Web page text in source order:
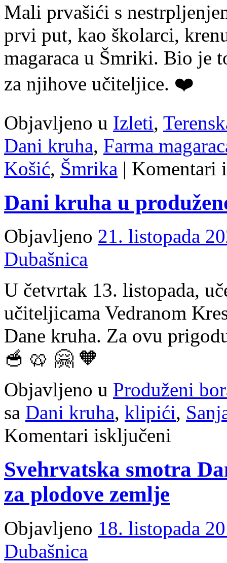
Mali prvašići s
prvi put, kao školarci,
magaraca u Šmriki. Bio je
za njihove učiteljice. ❤️
Objavljeno u Izleti,
Dani kruha, Farma
Košić, Šmrika | Komentari
Dani kruha u
Objavljeno 21. listopada
Dubašnica
U četvrtak 13. listopada,
učiteljicama Vedranom
Dane kruha. Za ovu
🥣 🥨 🤗 🧡
Objavljeno u Produženi
sa Dani kruha, klipići,
Komentari isključeni
produženom
boravku
Svehrvatska smotra
za plodove zemlje
Objavljeno 18. listopada
Dubašnica